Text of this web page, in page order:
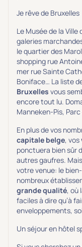
Sport
Yoga
Offres spéciales
Vente Flash &
Offres
Distance de
Établissements
Km
Je rêve de Bruxelles
Le Musée de la Ville
galeries
le quartier des
shopping rue
mer rue Sainte
Boniface… La liste
Bruxelles vous
encore tout lu.
Manneken-Pis,
En plus de vos
capitale belge, vos
ponctuera bien sûr
autres gaufres.
votre venue: le
nombreux
grande qualité, où
faciles à dire qu’à
enveloppements,
Un séjour en hôtel